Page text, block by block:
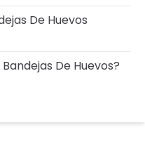
De Huevos
De Huevos?